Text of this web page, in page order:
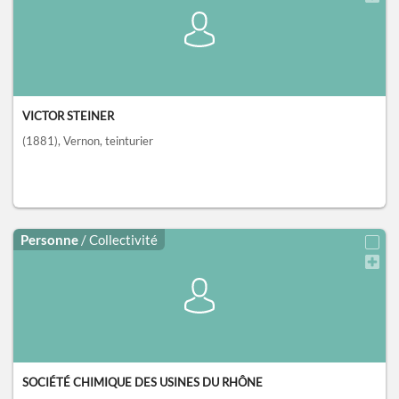
VICTOR STEINER
(1881), Vernon, teinturier
Personne / Collectivité
SOCIÉTÉ CHIMIQUE DES USINES DU RHÔNE